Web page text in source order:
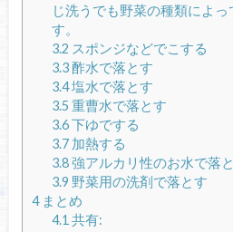
じ洗うでも野菜の種類によ
す。
3.2 スポンジなどでこする
3.3酢水で落とす
3.4塩水で落とす
3.5 重曹水で落とす
3.6下ゆでする
3.7加熱する
3.8強アルカリ性のお水で落
3.9 野菜用の洗剤で落とす
4まとめ
4.1 共有: